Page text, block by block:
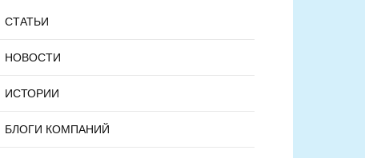
СТАТЬИ
НОВОСТИ
ИСТОРИИ
БЛОГИ КОМПАНИЙ